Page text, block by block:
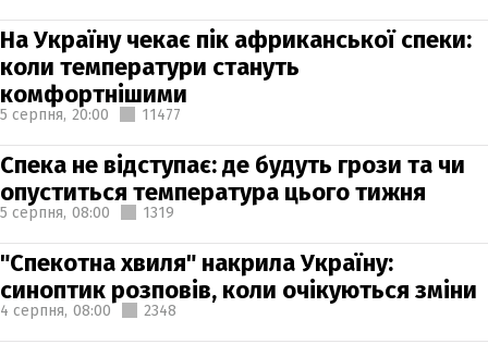
На Україну чекає пік африканської спеки:
коли температури стануть
комфортнішими
5 серпня, 20:00 11477
Спека не відступає: де будуть грози та чи
опуститься температура цього тижня
5 серпня, 08:00 1319
"Спекотна хвиля" накрила Україну:
синоптик розповів, коли очікуються зміни
4 серпня, 08:00 2348